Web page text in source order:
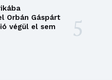
Orbán Gáspárt
végül el sem